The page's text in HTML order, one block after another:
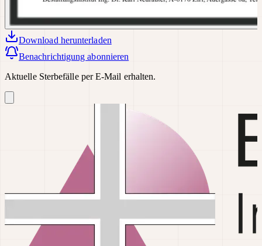
Download herunterladen
Benachrichtigung abonnieren
Aktuelle Sterbefälle per E-Mail erhalten.